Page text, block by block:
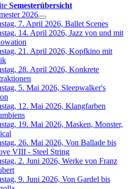
Semesterübersicht
2026
7. April 2026, Ballet Scenes
14. April 2026, Jazz von und mit
21. April 2026, Kopfkino mit
28. April 2026, Konkrete
5. Mai 2026, Sleepwalker's
12. Mai 2026, Klangfarben
19. Mai 2026, Masken, Monster,
26. Mai 2026, Von Ballade bis
VIII - Steel String
2. Juni 2026, Werke von Franz
9. Juni 2026, Von Gardel bis